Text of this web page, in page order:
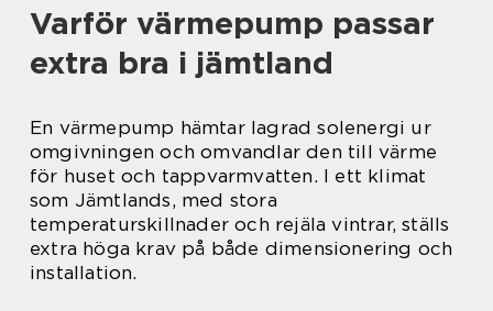
Varför värmepump passar
extra bra i jämtland
En värmepump hämtar lagrad solenergi ur
omgivningen och omvandlar den till värme
för huset och tappvarmvatten. I ett klimat
som Jämtlands, med stora
temperaturskillnader och rejäla vintrar, ställs
extra höga krav på både dimensionering och
installation.